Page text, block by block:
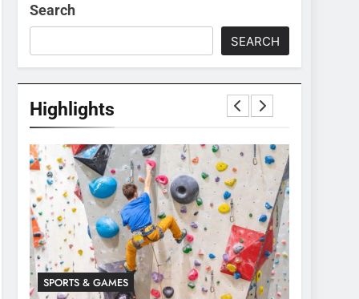
Search
SEARCH
Highlights
SPORTS & GAMES